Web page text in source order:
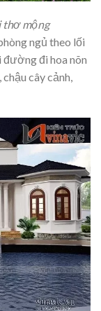
thơ mộng
ngủ theo lối
đi hoa nõn
cây cảnh,